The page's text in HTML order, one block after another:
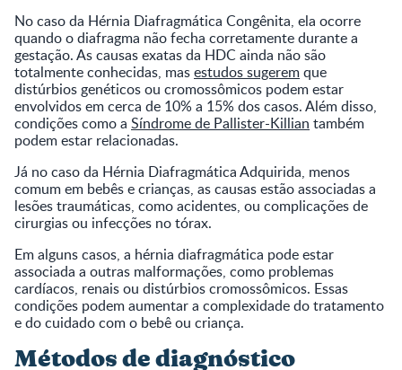
No caso da Hérnia Diafragmática Congênita, ela ocorre
quando o diafragma não fecha corretamente durante a
gestação. As causas exatas da HDC ainda não são
totalmente conhecidas, masestudos sugeremque
distúrbios genéticos ou cromossômicos podem estar
envolvidos em cerca de 10% a 15% dos casos. Além disso,
condições como a Síndrome de Pallister-Killian também
podem estar relacionadas.
Já no caso da Hérnia Diafragmática Adquirida, menos
comum em bebês e crianças, as causas estão associadas a
lesões traumáticas, como acidentes, ou complicações de
cirurgias ou infecções no tórax.
Em alguns casos, a hérnia diafragmática pode estar
associada a outras malformações, como problemas
cardíacos, renais ou distúrbios cromossômicos. Essas
condições podem aumentar a complexidade do tratamento
e do cuidado com o bebê ou criança.
Métodos de diagnóstico